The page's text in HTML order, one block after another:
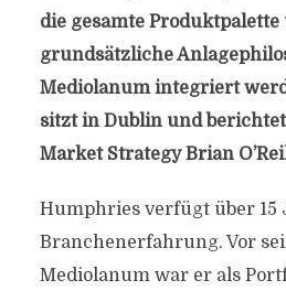
die gesamte Produktpalette
grundsätzliche
Mediolanum integriert
sitzt in Dublin und berichtet
Market Strategy Brian
Humphries verfügt über 15
Branchenerfahrung. Vor
Mediolanum war er als